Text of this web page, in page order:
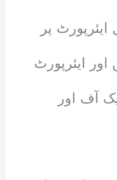
پر
ایئرپورٹ
آف اور